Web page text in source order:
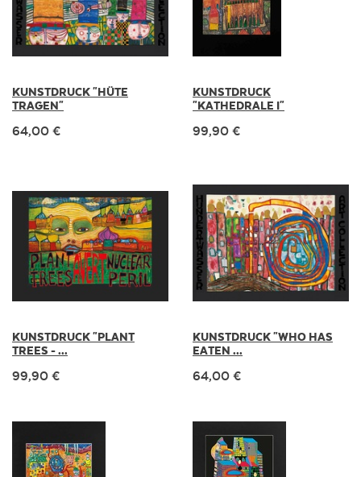
KUNSTDRUCK "HÜTE
TRAGEN"
64,00 €
KUNSTDRUCK
"KATHEDRALE I"
99,90 €
KUNSTDRUCK "PLANT
TREES - ...
99,90 €
KUNSTDRUCK "WHO HAS
EATEN ...
64,00 €